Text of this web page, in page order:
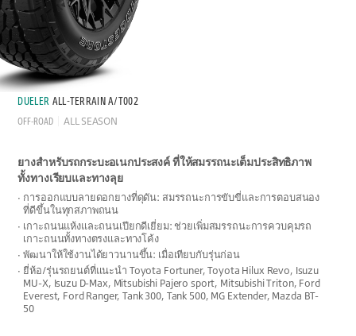
DUELER ALL-TERRAIN A/T002
OFF-ROAD ALL SEASON
ยางสำหรับรถกระบะอเนกประสงค์ ที่ให้สมรรถนะเต็มประสิทธิภาพ
ทั้งทางเรียบและทางลุย
การออกแบบลายดอกยางที่ดุดัน: สมรรถนะการขับขี่และการตอบสนอง
ที่ดีขึ้นในทุกสภาพถนน
เกาะถนนแห้งและถนนเปียกดีเยี่ยม: ช่วยเพิ่มสมรรถนะการควบคุมรถ
เกาะถนนทั้งทางตรงและทางโค้ง
พัฒนาให้ใช้งานได้ยาวนานขึ้น: เมื่อเทียบกับรุ่นก่อน
ยี่ห้อ/รุ่นรถยนต์ที่แนะนำ Toyota Fortuner, Toyota Hilux Revo, Isuzu
MU-X, Isuzu D-Max, Mitsubishi Pajero sport, Mitsubishi Triton, Ford
Everest, Ford Ranger, Tank 300, Tank 500, MG Extender, Mazda BT-
50